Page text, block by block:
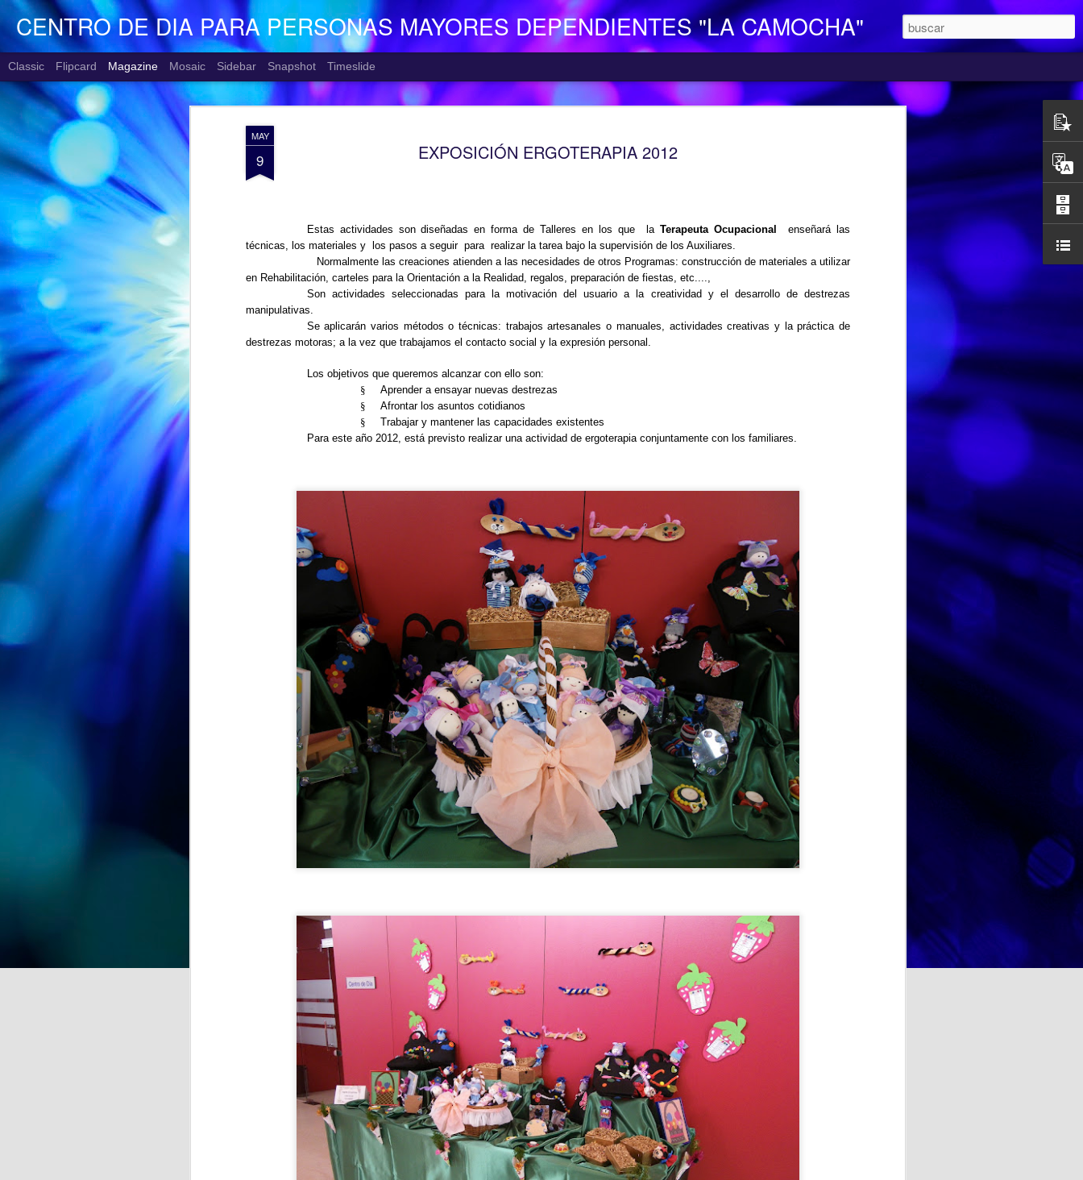
MAY
9 EXPOSICIÓN ERGOTERAPIA 2012
Estas actividades son diseñadas en forma de Talleres en los que laTerapeuta Ocupacional
enseñará las
técnicas, los materiales y
los pasos a seguir para realizar la tarea bajo la supervisión de los Auxiliares.
Normalmente las creaciones atienden a las necesidades de otros Programas: construcción de materiales a utilizar
en Rehabilitación, carteles para la Orientación a la Realidad, regalos, preparación de fiestas, etc....,
Son actividades seleccionadas para la motivación del usuario a la creatividad y el desarrollo de destrezas
manipulativas.
Se aplicarán varios métodos o técnicas: trabajos artesanales o manuales, actividades creativas y la práctica de
destrezas motoras; a la vez que trabajamos el contacto social y la expresión personal.
Los objetivos que queremos alcanzar con ello son:
§
Aprender a ensayar nuevas destrezas
§
Afrontar los asuntos cotidianos
§
Trabajar y mantener las capacidades existentes
Para este año 2012, está previsto realizar una actividad de ergoterapia conjuntamente con los familiares.
CENTRO DE DIA PARA PERSONAS MAYORES DEPENDIENTES "LA CAMOCHA"
Classic Flipcard Magazine Mosaic Sidebar Snapshot Timeslide
7
El Centro de Día para Personas Mayores Dependientes “La
Asturias; presta una atención integral e individualizada a la persona
apoyo a las familias.
Está situado en Vega-La Camocha, en la C/ Charles Chaplin s/n,
zona rural de Gijón; para llegar se pueden utilizar los autobuses de
la empresa municipal, concretamente la línea L16, que cubre el
minutos aproximadamente. El horario de funcionamiento es
continuo entre las 10,00 y las 17,00 h. Más información en el propio
EXPOSICION "ENTRE PETALOS Y RECUERDOS" en la Biblioteca Vega-La Camocha
🌸📚 ¡"Entre pétalos y
recuerdos" sigue su viaje!
Nuestra exposición "Entre pétalos
y recuerdos" se despide del
instalarse en la Biblioteca de
Vega-La Camocha, donde podrá
visitarse durante todo el mes de
Una oportunidad para disfrutar de
un recorrido lleno de creatividad,
AUG CUMPLEAÑOS
🎉🎂 Hoy es el turno de
celebrar el 91 cumpleaños
de Nieves 🎂🎉
En el Centro de Día seguimos de
celebración. Hoy hemos tenido la
alegría de festejar el 91
cumpleaños de Nieves,
compartiendo con ella una jornada
llena de cariño, sonrisas y buenos
momentos.
Acompañada por sus
compañeras, compañeros y el
equipo de profesionales, Nieves
tan especial.
AUG
4
SALIDAS AL ENTORNO
🌊☀️De nuevo, salieron a la
playa para disfrutar del
agradable ambiente y del sonido
del mar. En esta ocasión no se
animaron a darse un baño, aunque
a Jesús poco le faltó, pero
caminaron tranquilamente por la
orilla, dejando que el agua fresca
les mojara y refrescara los pies 👣
💙
Aprovecharon el momento para
contemplar el paisaje, respirar la
brisa marina y disfrutar de la
tranquilidad que ofrecía la costa.
AUG
Hoy hemos dedicado la
sesión a la historia de vida
de Fernando, un espacio para
recordar, compartir y poner en
valor las experiencias que han
marcado su trayectoria personal.
A través de fotografías, recuerdos
y conversaciones, hemos
recorrido diferentes etapas de su
vida, descubriendo anécdotas,
aficiones y momentos especiales
que forman parte de su identidad.
comunicación, estimulan la
JUL
30
DIA MUNDIAL DE LA TARTA DE QUESO
Hoy en el Centro de Día nos hemos unido a una celebración muy especial y deliciosa: el Día Mundial
de la Tarta de Queso. Una jornada diferente que nos ha permitido disfrutar no solo de un postre tan
querido por todos, sino también de un espacio de encuentro, convivencia y disfrute compartido.
La felicidad es uno de los conceptos más estudiados desde la filosofía, la psicología y otras
disciplinas sociales. Aunque no existe una definición única, generalmente se entiende como un estado
de bienestar subjetivo que incluye la satisfacción con la propia vida, la presencia de emociones positivas y
la percepción de que la vida tiene sentido.
A lo largo de la vida, la idea de felicidad puede cambiar en función de las experiencias, las
prioridades personales y las circunstancias vitales.
JUL
28
TALLER DE MERIENDAS
Los Syrniki son unas deliciosas tortitas o panqueques tradicionales de la cocina rusa y ucraniana.